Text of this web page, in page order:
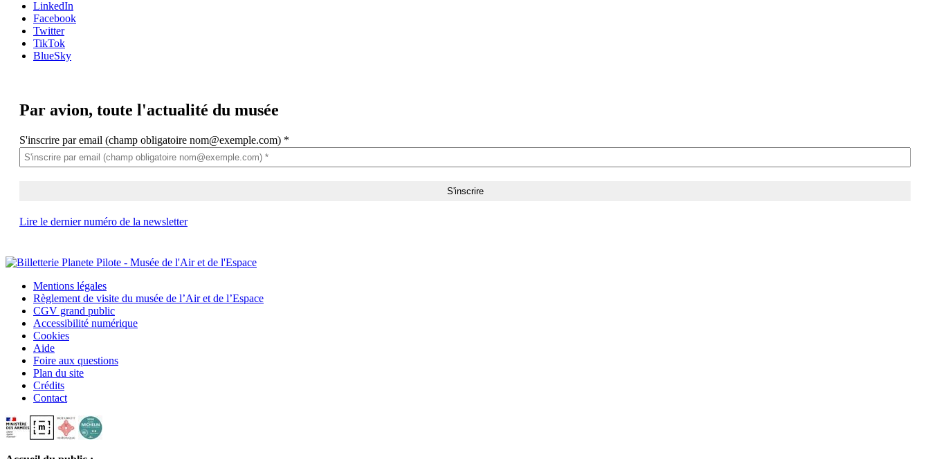
LinkedIn
Facebook
Twitter
TikTok
BlueSky
Par avion, toute l'actualité du musée
S'inscrire par email (champ obligatoire nom@exemple.com) *
Lire le dernier numéro de la newsletter
Mentions légales
Règlement de visite du musée de l’Air et de l’Espace
CGV grand public
Accessibilité numérique
Cookies
Aide
Foire aux questions
Plan du site
Crédits
Contact